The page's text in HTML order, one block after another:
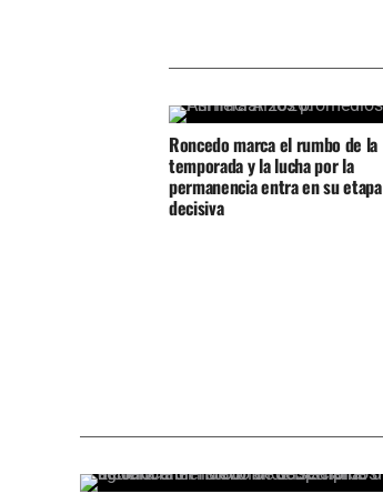
Roncedo marca el rumbo de la
temporada y la lucha por la
permanencia entra en su etapa
decisiva